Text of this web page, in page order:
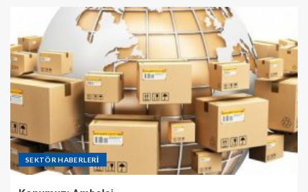
SEKTÖR HABERLERİ